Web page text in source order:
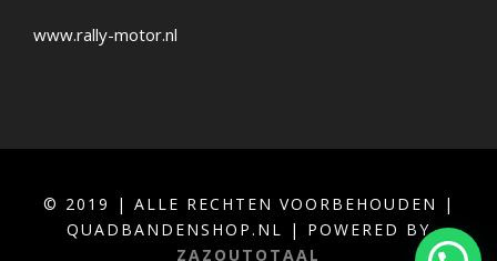
www.rally-motor.nl
© 2019 | ALLE RECHTEN VOORBEHOUDEN |
QUADBANDENSHOP.NL | POWERED BY
ZAZOUTOTAAL